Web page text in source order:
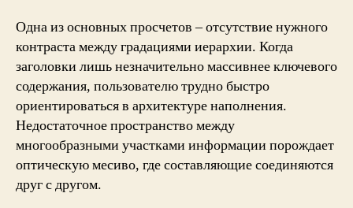
Одна из основных просчетов – отсутствие нужного
контраста между градациями иерархии. Когда
заголовки лишь незначительно массивнее ключевого
содержания, пользователю трудно быстро
ориентироваться в архитектуре наполнения.
Недостаточное пространство между
многообразными участками информации порождает
оптическую месиво, где составляющие соединяются
друг с другом.